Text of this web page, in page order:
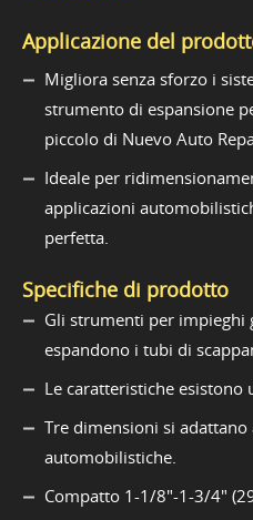
Applicazione del
Migliora senza sforzo i
strumento di espansione
piccolo di Nuevo Auto
Ideale per
applicazioni
perfetta.
Specifiche di prodotto
Gli strumenti per impieghi
espandono i tubi di
Le caratteristiche esistono
Tre dimensioni si
automobilistiche.
Compatto 1-1/8"-1-3/4"